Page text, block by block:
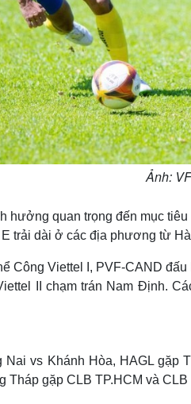
Ảnh:
hưởng quan trọng đến mục
trải dài ở các địa phương từ
Công Viettel I, PVF-CAND
II chạm trán Nam Định.
vs Khánh Hòa, HAGL gặp
Tháp gặp CLB TP.HCM và